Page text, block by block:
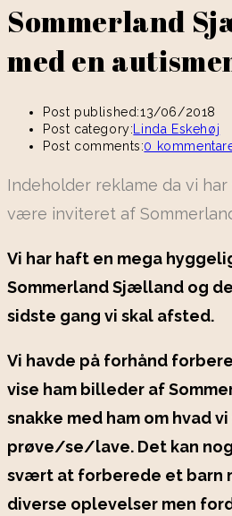
Sommerland
med en
Post published:13/06/2018
Post category: Linda Eskehøj
Post comments:0
Indeholder reklame da vi
være inviteret af
Vi har haft en mega
Sommerland Sjælland og
sidste gang vi skal afsted.
Vi havde på forhånd
vise ham billeder af
snakke med ham om hvad
prøve/se/lave. Det kan
svært at forberede et barn
diverse oplevelser men